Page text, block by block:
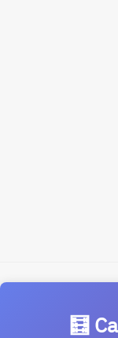
🧮